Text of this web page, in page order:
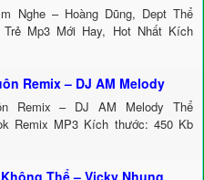
Nghe – Hoàng Dũng, Dept Thể
Mp3 Mới Hay, Hot Nhất Kích
Remix – DJ AM Melody
Remix – DJ AM Melody Thể
Remix MP3 Kích thước: 450 Kb
Thể – Vicky Nhung